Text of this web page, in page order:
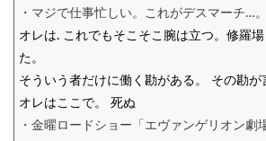
・マジで仕事忙しい。これがデスマーチ…。
オレは. これでもそこそこ腕は立つ。修羅
た。
そういう者だけに働く勘がある。 その勘が
オレはここで。 死ぬ
・金曜ロードショー「エヴァンゲリオン劇